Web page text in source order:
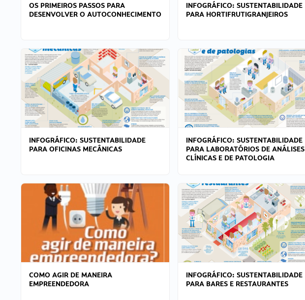
OS PRIMEIROS PASSOS PARA
DESENVOLVER O AUTOCONHECIMENTO
INFOGRÁFICO: SUSTENTABILIDADE
PARA HORTIFRUTIGRANJEIROS
INFOGRÁFICO: SUSTENTABILIDADE
PARA OFICINAS MECÂNICAS
INFOGRÁFICO: SUSTENTABILIDADE
PARA LABORATÓRIOS DE ANÁLISES
CLÍNICAS E DE PATOLOGIA
COMO AGIR DE MANEIRA
EMPREENDEDORA
INFOGRÁFICO: SUSTENTABILIDADE
PARA BARES E RESTAURANTES